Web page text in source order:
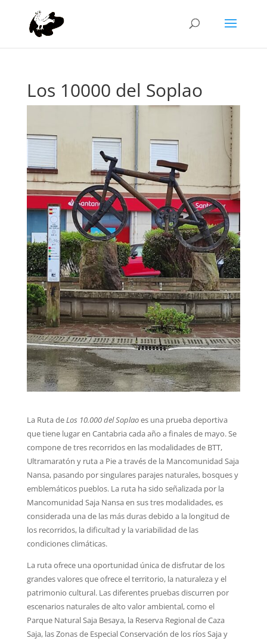
Los 10000 del Soplao
La Ruta deLos 10.000 del Soplaoes una prueba deportiva
que tiene lugar en Cantabria cada año a finales de mayo. Se
compone de tres recorridos en las modalidades de BTT,
Ultramaratón y ruta a Pie a través de la Mancomunidad Saja
Nansa, pasando por singulares parajes naturales, bosques y
emblemáticos pueblos. La ruta ha sido señalizada por la
Mancomunidad Saja Nansa en sus tres modalidades, es
considerada una de las más duras debido a la longitud de
los recorridos, la dificultad y la variabilidad de las
condiciones climáticas.
La ruta ofrece una oportunidad única de disfrutar de los
grandes valores que ofrece el territorio, la naturaleza y el
patrimonio cultural. Las diferentes pruebas discurren por
escenarios naturales de alto valor ambiental, como el
Parque Natural Saja Besaya, la Reserva Regional de Caza
Saja, las Zonas de Especial Conservación de los ríos Saja y